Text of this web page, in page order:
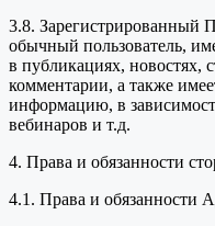
3.8. Зарегистрированный
обычный пользователь,
в публикациях, новостях,
комментарии, а также
информацию, в
вебинаров и т.д.
4. Права и обязанности
4.1. Права и обязанности